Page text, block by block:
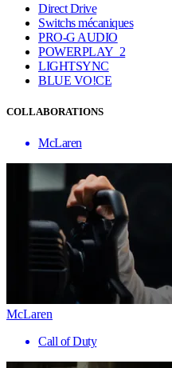
Direct Drive
Switchs mécaniques
PRO-G AUDIO
POWERPLAY 2
LIGHTSYNC
BLUE VO!CE
COLLABORATIONS
McLaren
McLaren
Call of Duty